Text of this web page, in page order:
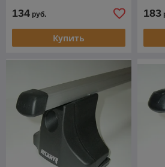
134 руб.
Купить
183